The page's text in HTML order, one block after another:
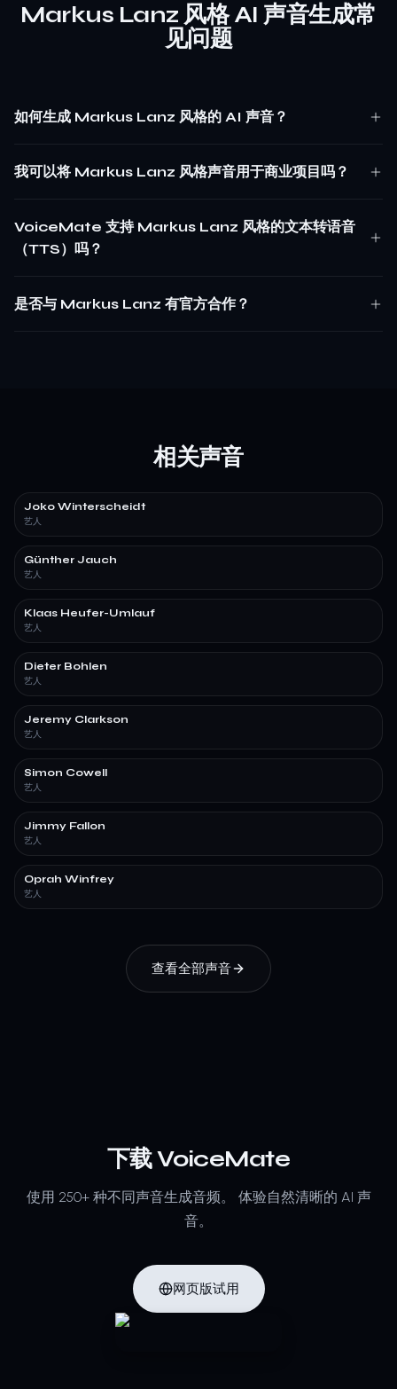
Markus Lanz 风格 AI 声音生成常
见问题
如何生成 Markus Lanz 风格的 AI 声音？
我可以将 Markus Lanz 风格声音用于商业项目吗？
VoiceMate 支持 Markus Lanz 风格的文本转语音
（TTS）吗？
是否与 Markus Lanz 有官方合作？
相关声音
Joko Winterscheidt
艺人
Günther Jauch
艺人
Klaas Heufer-Umlauf
艺人
Dieter Bohlen
艺人
Jeremy Clarkson
艺人
Simon Cowell
艺人
Jimmy Fallon
艺人
Oprah Winfrey
艺人
查看全部声音
下载 VoiceMate
使用 250+ 种不同声音生成音频。
体验自然清晰的 AI 声
音。
网页版试用